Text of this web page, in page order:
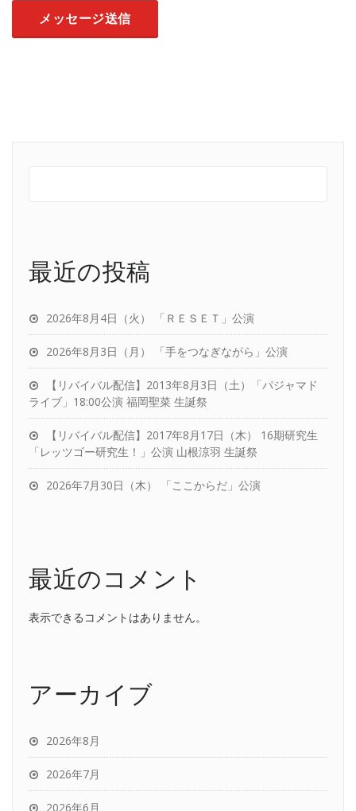
最近の投稿
2026年8月4日（火） 「ＲＥＳＥＴ」公演
2026年8月3日（月） 「手をつなぎながら」公演
【リバイバル配信】2013年8月3日（土）「パジャマド
ライブ」18:00公演 福岡聖菜 生誕祭
【リバイバル配信】2017年8月17日（木） 16期研究生
「レッツゴー研究生！」公演 山根涼羽 生誕祭
2026年7月30日（木） 「ここからだ」公演
最近のコメント
表示できるコメントはありません。
アーカイブ
2026年8月
2026年7月
2026年6月